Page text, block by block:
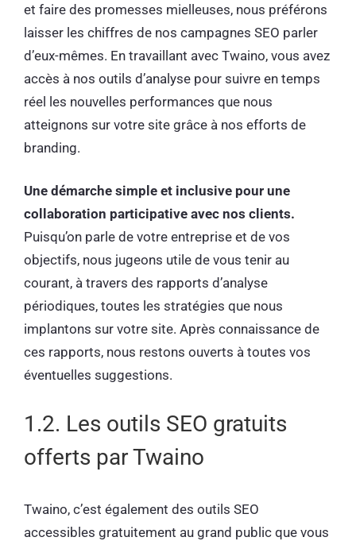
et faire des promesses mielleuses, nous préférons
laisser les chiffres de nos campagnes SEO parler
d’eux-mêmes. En travaillant avec Twaino, vous avez
accès à nos outils d’analyse pour suivre en temps
réel les nouvelles performances que nous
atteignons sur votre site grâce à nos efforts de
branding.
Une démarche simple et inclusive pour une
collaboration participative avec nos clients.
Puisqu’on parle de votre entreprise et de vos
objectifs, nous jugeons utile de vous tenir au
courant, à travers des rapports d’analyse
périodiques, toutes les stratégies que nous
implantons sur votre site. Après connaissance de
ces rapports, nous restons ouverts à toutes vos
éventuelles suggestions.
1.2. Les outils SEO gratuits
offerts par Twaino
Twaino, c’est également des outils SEO
accessibles gratuitement au grand public que vous